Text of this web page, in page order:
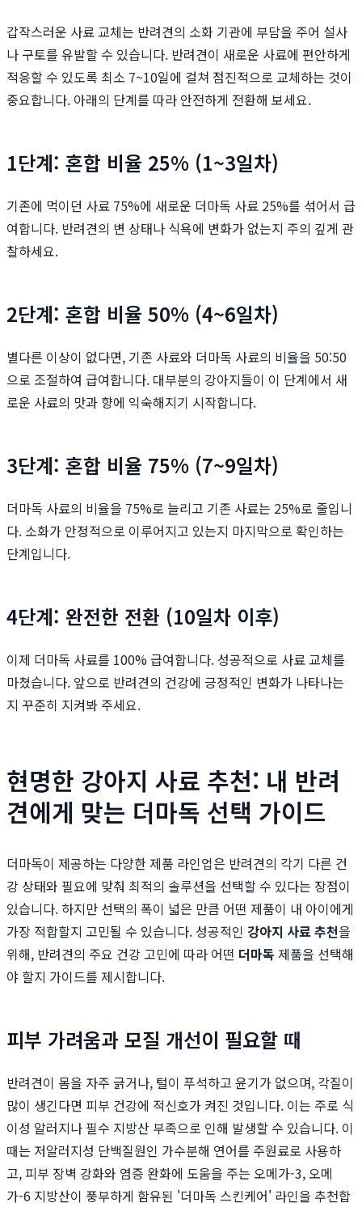
갑작스러운 사료 교체는 반려견의 소화 기관에 부담을 주어 설사
나 구토를 유발할 수 있습니다. 반려견이 새로운 사료에 편안하게
적응할 수 있도록 최소 7~10일에 걸쳐 점진적으로 교체하는 것이
중요합니다. 아래의 단계를 따라 안전하게 전환해 보세요.
1단계: 혼합 비율 25% (1~3일차)
기존에 먹이던 사료 75%에 새로운 더마독 사료 25%를 섞어서 급
여합니다. 반려견의 변 상태나 식욕에 변화가 없는지 주의 깊게 관
찰하세요.
2단계: 혼합 비율 50% (4~6일차)
별다른 이상이 없다면, 기존 사료와 더마독 사료의 비율을 50:50
으로 조절하여 급여합니다. 대부분의 강아지들이 이 단계에서 새
로운 사료의 맛과 향에 익숙해지기 시작합니다.
3단계: 혼합 비율 75% (7~9일차)
더마독 사료의 비율을 75%로 늘리고 기존 사료는 25%로 줄입니
다. 소화가 안정적으로 이루어지고 있는지 마지막으로 확인하는
단계입니다.
4단계: 완전한 전환 (10일차 이후)
이제 더마독 사료를 100% 급여합니다. 성공적으로 사료 교체를
마쳤습니다. 앞으로 반려견의 건강에 긍정적인 변화가 나타나는
지 꾸준히 지켜봐 주세요.
현명한 강아지 사료 추천: 내 반려
견에게 맞는 더마독 선택 가이드
더마독이 제공하는 다양한 제품 라인업은 반려견의 각기 다른 건
강 상태와 필요에 맞춰 최적의 솔루션을 선택할 수 있다는 장점이
있습니다. 하지만 선택의 폭이 넓은 만큼 어떤 제품이 내 아이에게
가장 적합할지 고민될 수 있습니다. 성공적인 강아지 사료 추천을
위해, 반려견의 주요 건강 고민에 따라 어떤 더마독 제품을 선택해
야 할지 가이드를 제시합니다.
피부 가려움과 모질 개선이 필요할 때
반려견이 몸을 자주 긁거나, 털이 푸석하고 윤기가 없으며, 각질이
많이 생긴다면 피부 건강에 적신호가 켜진 것입니다. 이는 주로 식
이성 알러지나 필수 지방산 부족으로 인해 발생할 수 있습니다. 이
때는 저알러지성 단백질원인 가수분해 연어를 주원료로 사용하
고, 피부 장벽 강화와 염증 완화에 도움을 주는 오메가-3, 오메
가-6 지방산이 풍부하게 함유된 '더마독 스킨케어' 라인을 추천합